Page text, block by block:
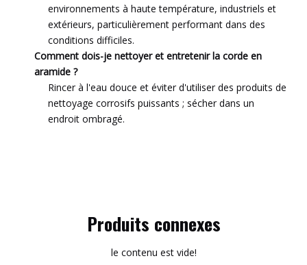
environnements à haute température, industriels et
extérieurs, particulièrement performant dans des
conditions difficiles.
Comment dois-je nettoyer et entretenir la corde en
aramide ?
Rincer à l'eau douce et éviter d'utiliser des produits de
nettoyage corrosifs puissants ; sécher dans un
endroit ombragé.
Produits connexes
le contenu est vide!